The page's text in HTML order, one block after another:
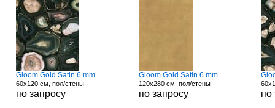
Gloom Gold Satin 6 mm
60x120 см, пол/стены
по запросу
Gloom Gold Satin 6 mm
120x280 см, пол/стены
по запросу по